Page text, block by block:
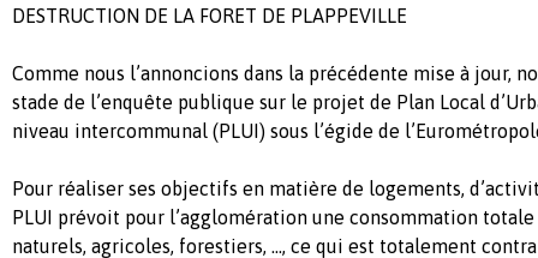
DESTRUCTION DE LA FORET DE PLAPPEVILLE
Comme nous l’annoncions dans la précédente mise à jour,
stade de l’enquête publique sur le projet de Plan Local
niveau intercommunal (PLUI) sous l’égide de
Pour réaliser ses objectifs en matière de logements,
PLUI prévoit pour l’agglomération une consommation totale
naturels, agricoles, forestiers, …, ce qui est totalement